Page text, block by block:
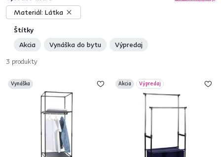
Štítky
Akcia
Vynáška do bytu Výpredaj
Materiál: Látka
3 produkty
Vynáška Akcia Výpredaj